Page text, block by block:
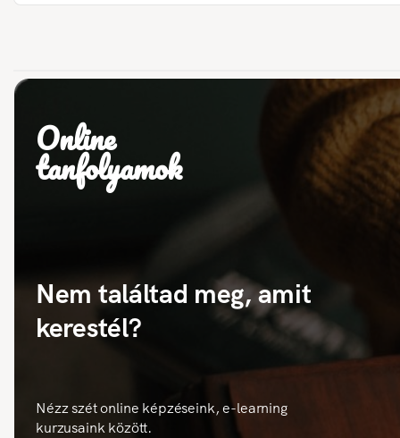
Online
tanfolyamok
Nem találtad meg, amit
kerestél?
Nézz szét online képzéseink, e-learning
kurzusaink között.